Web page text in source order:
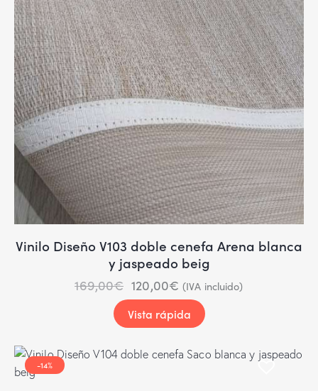
Vinilo Diseño V103 doble cenefa Arena blanca
y jaspeado beig
169,00€ 120,00€ (IVA incluido)
Vista rápida
-14%